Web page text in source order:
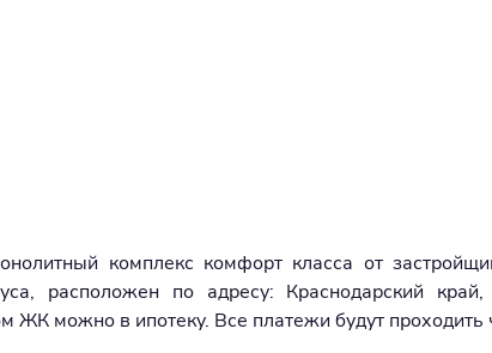
комплекс комфорт класса от
расположен по адресу: Краснодарский
ЖК можно в ипотеку. Все платежи будут проходить